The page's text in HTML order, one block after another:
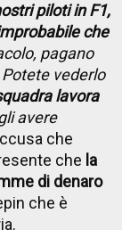
piloti in F1,
che
pagano
vederlo
lavora
avere
che
che la
di denaro
che è